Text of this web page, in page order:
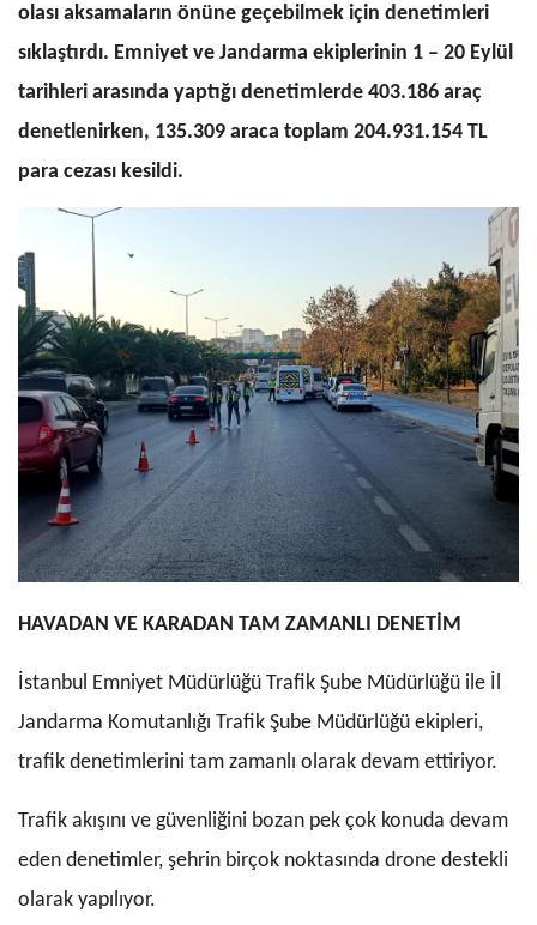
olası aksamaların önüne geçebilmek için denetimleri
sıklaştırdı. Emniyet ve Jandarma ekiplerinin 1 – 20 Eylül
tarihleri arasında yaptığı denetimlerde 403.186 araç
denetlenirken, 135.309 araca toplam 204.931.154 TL
para cezası kesildi.
HAVADAN VE KARADAN TAM ZAMANLI DENETİM
İstanbul Emniyet Müdürlüğü Trafik Şube Müdürlüğü ile İl
Jandarma Komutanlığı Trafik Şube Müdürlüğü ekipleri,
trafik denetimlerini tam zamanlı olarak devam ettiriyor.
Trafik akışını ve güvenliğini bozan pek çok konuda devam
eden denetimler, şehrin birçok noktasında drone destekli
olarak yapılıyor.